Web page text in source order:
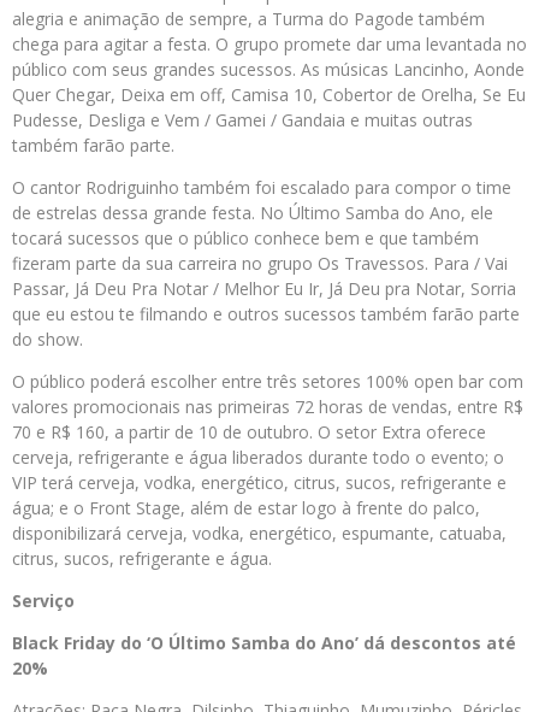
alegria e animação de sempre, a Turma do Pagode também
chega para agitar a festa. O grupo promete dar uma levantada no
público com seus grandes sucessos. As músicas Lancinho, Aonde
Quer Chegar, Deixa em off, Camisa 10, Cobertor de Orelha, Se Eu
Pudesse, Desliga e Vem / Gamei / Gandaia e muitas outras
também farão parte.
O cantor Rodriguinho também foi escalado para compor o time
de estrelas dessa grande festa. No Último Samba do Ano, ele
tocará sucessos que o público conhece bem e que também
fizeram parte da sua carreira no grupo Os Travessos. Para / Vai
Passar, Já Deu Pra Notar / Melhor Eu Ir, Já Deu pra Notar, Sorria
que eu estou te filmando e outros sucessos também farão parte
do show.
O público poderá escolher entre três setores 100% open bar com
valores promocionais nas primeiras 72 horas de vendas, entre R$
70 e R$ 160, a partir de 10 de outubro. O setor Extra oferece
cerveja, refrigerante e água liberados durante todo o evento; o
VIP terá cerveja, vodka, energético, citrus, sucos, refrigerante e
água; e o Front Stage, além de estar logo à frente do palco,
disponibilizará cerveja, vodka, energético, espumante, catuaba,
citrus, sucos, refrigerante e água.
Serviço
Black Friday do ‘O Último Samba do Ano’ dá descontos até
20%